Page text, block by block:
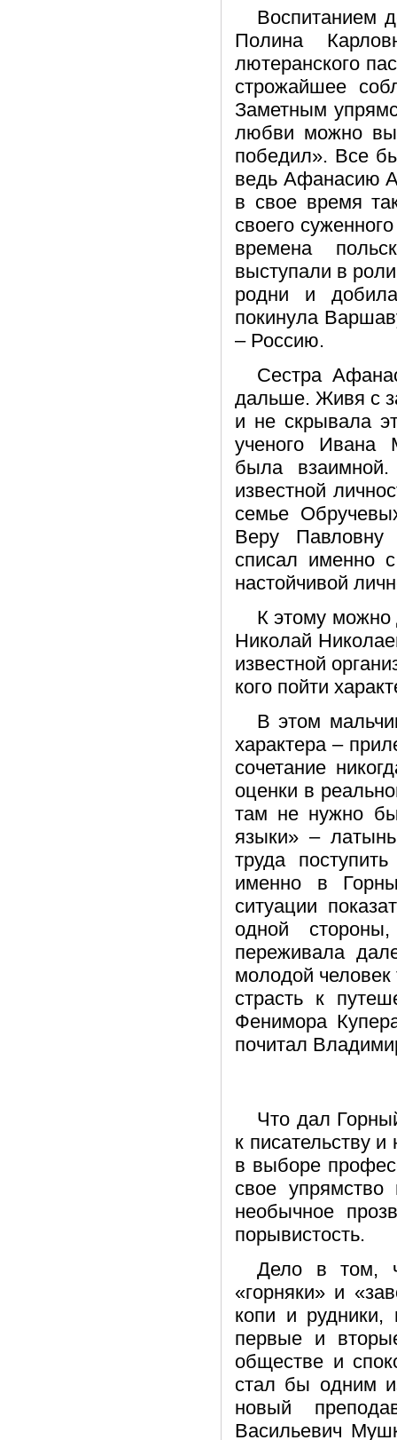
Воспитанием
Полина
лютеранского
строжайшее
Заметным
любви можно
победил». Все
ведь Афанасию
в свое время
своего
времена
выступали в
родни и
покинула
– Россию.
Сестра
дальше. Живя с
и не скрывала
ученого Ивана
была
известной
семье
Веру
списал именно
настойчивой
К этому можно
Николай
известной
кого пойти
В этом
характера –
сочетание
оценки в
там не нужно
языки» –
труда
именно в
ситуации
одной
переживала
молодой
страсть к
Фенимора
почитал
Что дал
к писательству
в выборе
свое
необычное
порывистость.
Дело в том,
«горняки» и
копи и
первые и
обществе и
стал бы одним
новый
Васильевич